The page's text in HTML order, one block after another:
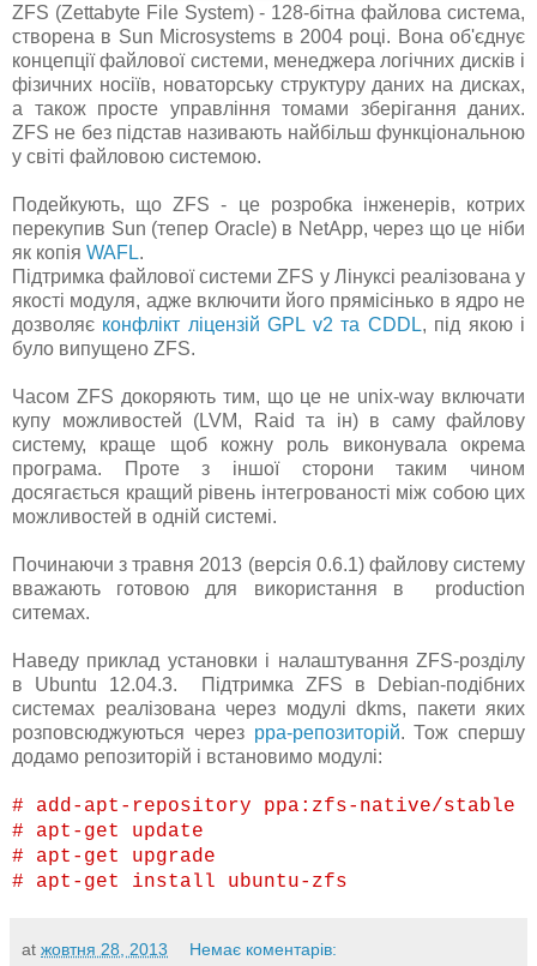
ZFS (Zettabyte File System) - 128-бітна файлова система,
створена в Sun Microsystems в 2004 році. Вона об'єднує
концепції файлової системи, менеджера логічних дисків і
фізичних носіїв, новаторську структуру даних на дисках,
а також просте управління томами зберігання даних.
ZFS не без підстав називають найбільш функціональною
у світі файловою системою.
Подейкують, що ZFS - це розробка інженерів, котрих
перекупив Sun (тепер Oracle) в NetApp, через що це ніби
як копія WAFL.
Підтримка файлової системи ZFS у Лінуксі реалізована у
якості модуля, адже включити його прямісінько в ядро не
дозволяє конфлікт ліцензій GPL v2 та CDDL, під якою і
було випущено ZFS.
Часом ZFS докоряють тим, що це не unix-way включати
купу можливостей (LVM, Raid та ін) в саму файлову
систему, краще щоб кожну роль виконувала окрема
програма. Проте з іншої сторони таким чином
досягається кращий рівень інтегрованості між собою цих
можливостей в одній системі.
Починаючи з травня 2013 (версія 0.6.1) файлову систему
вважають готовою для використання в production
ситемах.
Наведу приклад установки і налаштування ZFS-розділу
в Ubuntu 12.04.3. Підтримка ZFS в Debian-подібних
системах реалізована через модулі dkms, пакети яких
розповсюджуються через ppa-репозиторій. Тож спершу
додамо репозиторій і встановимо модулі:
# add-apt-repository ppa:zfs-native/stable
# apt-get update
# apt-get upgrade
# apt-get install ubuntu-zfs
at жовтня 28, 2013 Немає коментарів: